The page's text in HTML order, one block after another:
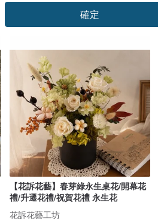
【花訴花藝】春芽綠永生桌花/開幕花
禮/升遷花禮/祝賀花禮 永生花
花訴花藝工坊
確定